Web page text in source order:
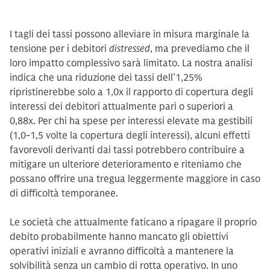
I tagli dei tassi possono alleviare in misura marginale la
tensione per i debitori distressed, ma prevediamo che il
loro impatto complessivo sarà limitato. La nostra analisi
indica che una riduzione dei tassi dell’1,25%
ripristinerebbe solo a 1,0x il rapporto di copertura degli
interessi dei debitori attualmente pari o superiori a
0,88x. Per chi ha spese per interessi elevate ma gestibili
(1,0-1,5 volte la copertura degli interessi), alcuni effetti
favorevoli derivanti dai tassi potrebbero contribuire a
mitigare un ulteriore deterioramento e riteniamo che
possano offrire una tregua leggermente maggiore in caso
di difficoltà temporanee.
Le società che attualmente faticano a ripagare il proprio
debito probabilmente hanno mancato gli obiettivi
operativi iniziali e avranno difficoltà a mantenere la
solvibilità senza un cambio di rotta operativo. In uno